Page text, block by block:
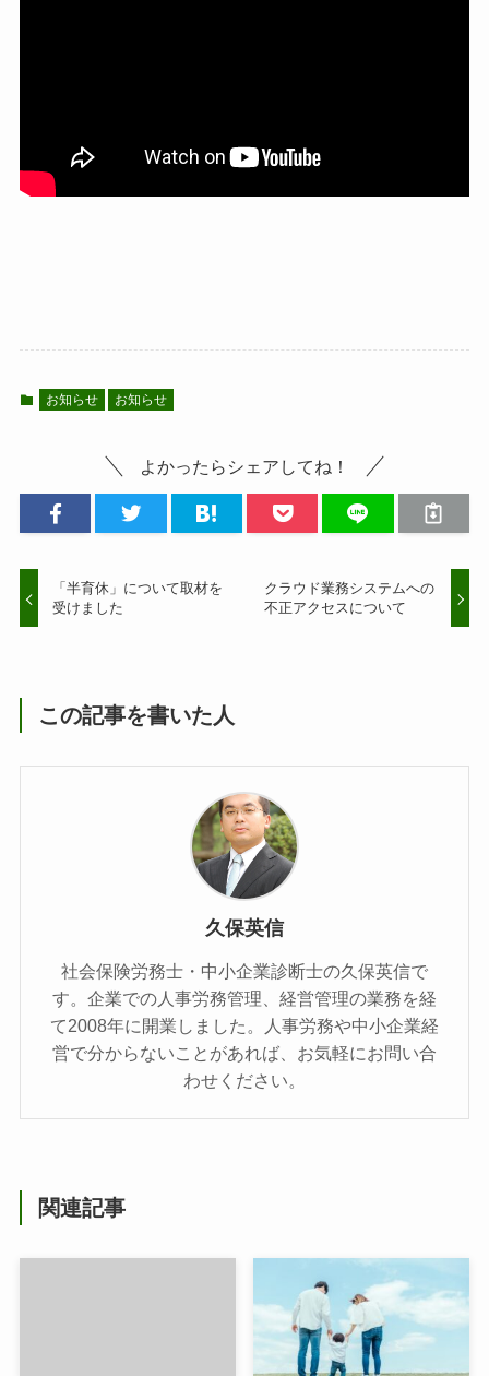
お知らせ お知らせ
よかったらシェアしてね！
「半育休」について取材を
受けました
クラウド業務システムへの
不正アクセスについて
この記事を書いた人
久保英信
社会保険労務士・中小企業診断士の久保英信で
す。企業での人事労務管理、経営管理の業務を経
て2008年に開業しました。人事労務や中小企業経
営で分からないことがあれば、お気軽にお問い合
わせください。
関連記事